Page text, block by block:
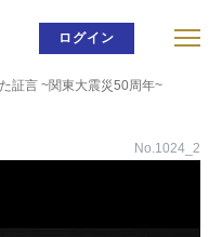
ログイン
証言 ~関東大震災50周年~
No.1024_2